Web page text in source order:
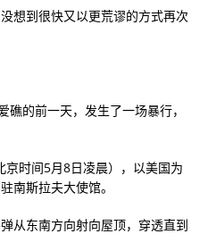
想到很快又以更荒谬的方式再次
礁的前一天，发生了一场暴行，
时间5月8日凌晨），以美国为
南斯拉夫大使馆。
从东南方向射向屋顶，穿透直到